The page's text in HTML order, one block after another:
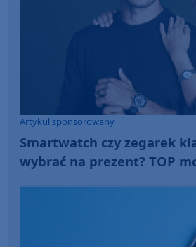
Artykuł sponsorowany
Smartwatch czy zegarek
wybrać na prezent? TOP